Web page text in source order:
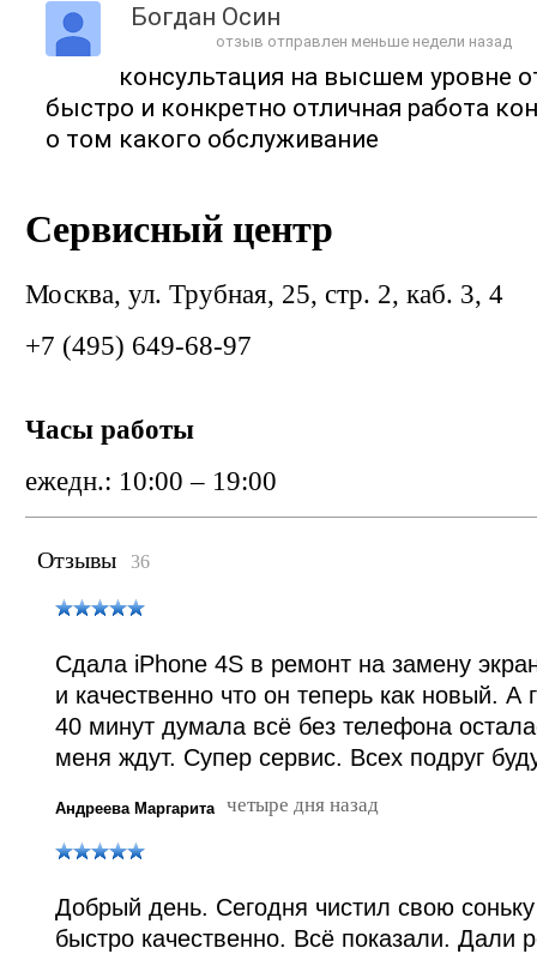
Богдан Осин
отзыв отправлен меньше недели назад
консультация на высшем уровне
быстро и конкретно отличная работа
о том какого обслуживание
Сервисный центр
Москва, ул. Трубная, 25, стр. 2, каб. 3, 4
+7 (495) 649-68-97
Часы работы
ежедн.: 10:00 – 19:00
Отзывы 36
Сдала iPhone 4S в ремонт на замену
и качественно что он теперь как новый. А
40 минут думала всё без телефона
меня ждут. Супер сервис. Всех подруг
Андреева Маргарита четыре дня назад
Добрый день. Сегодня чистил свою
быстро качественно. Всё показали. Дали